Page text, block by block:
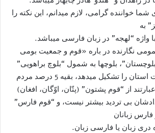
خواننده گرامی، لازم میدانم، این نکته را
به
واژه “لهجه” در زبان فارسی میباشد.
نگارنده در باره «قوم و جمعیت بومی
بلوچها به شمول “بلوچ براهویی”
بالای 95 درصد جمعیت استان را تشکیل میدهد، بقیه 5 درصد مردم
از “قوم پشتون” (پتّان، اوّگان، افغان)
بی تردید بیشتر نیست، و “قوم فارس”
زبانان
دری زبان یا فارسی زبان.